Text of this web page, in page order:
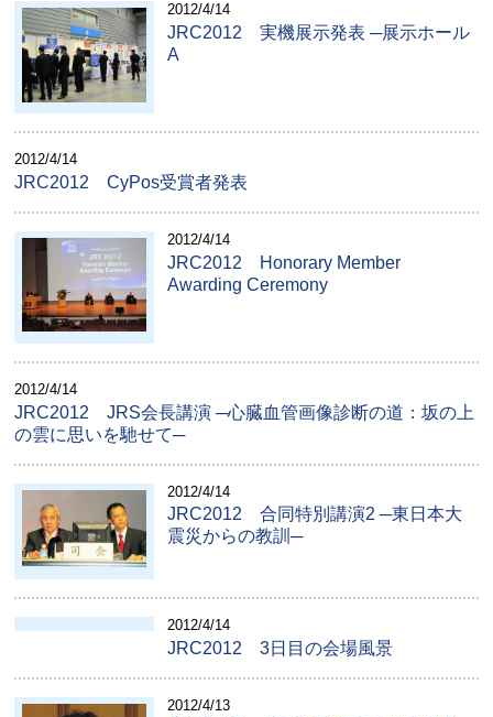
2012/4/14
JRC2012 実機展示発表 ─展示ホール
A
2012/4/14
JRC2012 CyPos受賞者発表
2012/4/14
JRC2012 Honorary Member
Awarding Ceremony
2012/4/14
JRC2012 JRS会長講演 ─心臓血管画像診断の道：坂の上
の雲に思いを馳せて─
2012/4/14
JRC2012 合同特別講演2 ─東日本大
震災からの教訓─
2012/4/14
JRC2012 3日目の会場風景
2012/4/13